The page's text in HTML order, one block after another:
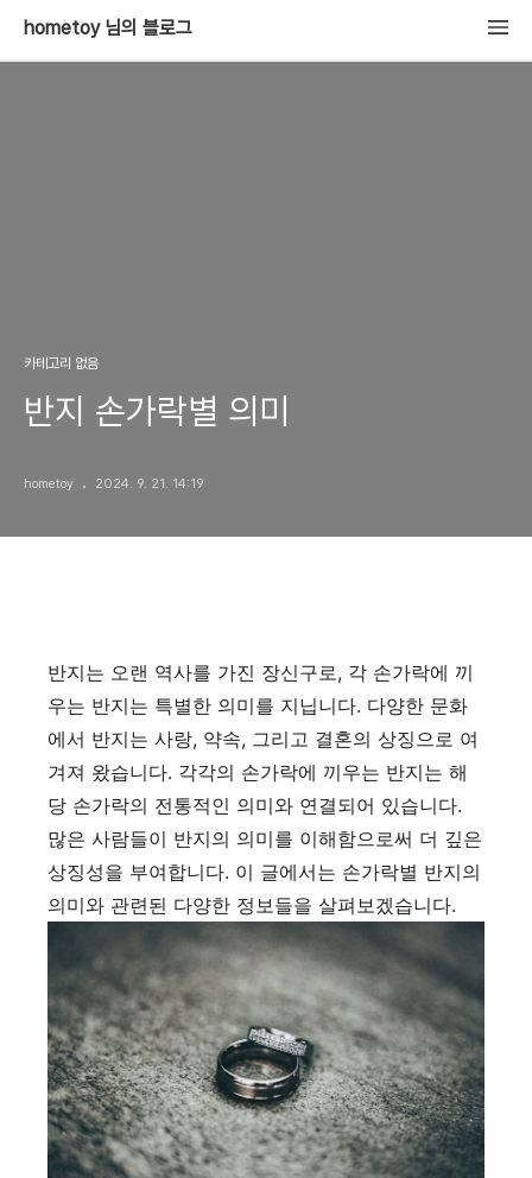
hometoy 님의 블로그
카테고리 없음
반지 손가락별 의미
hometoy 2024. 9. 21. 14:19
반지는 오랜 역사를 가진 장신구로, 각 손가락에 끼
우는 반지는 특별한 의미를 지닙니다. 다양한 문화
에서 반지는 사랑, 약속, 그리고 결혼의 상징으로 여
겨져 왔습니다. 각각의 손가락에 끼우는 반지는 해
당 손가락의 전통적인 의미와 연결되어 있습니다.
많은 사람들이 반지의 의미를 이해함으로써 더 깊은
상징성을 부여합니다. 이 글에서는 손가락별 반지의
의미와 관련된 다양한 정보들을 살펴보겠습니다.